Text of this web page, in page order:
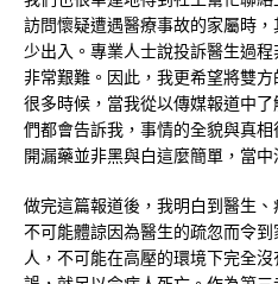
訪問懷疑遭遇醫療事故的家屬時
少出入。專業人士說投訴醫生過
非常艱難。因此，我更希望將雙
很多時候，當我從以傳媒報道中
們都會告訴我，事情的全貌與真
開漏藥並非黑與白這麼簡單，當中
做完這篇報道後，我明白到醫生
不可能體諒因為醫生的疏忽而令
人，不可能在高壓的環境下完全